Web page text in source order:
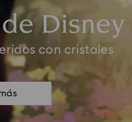
Disney
con cristales